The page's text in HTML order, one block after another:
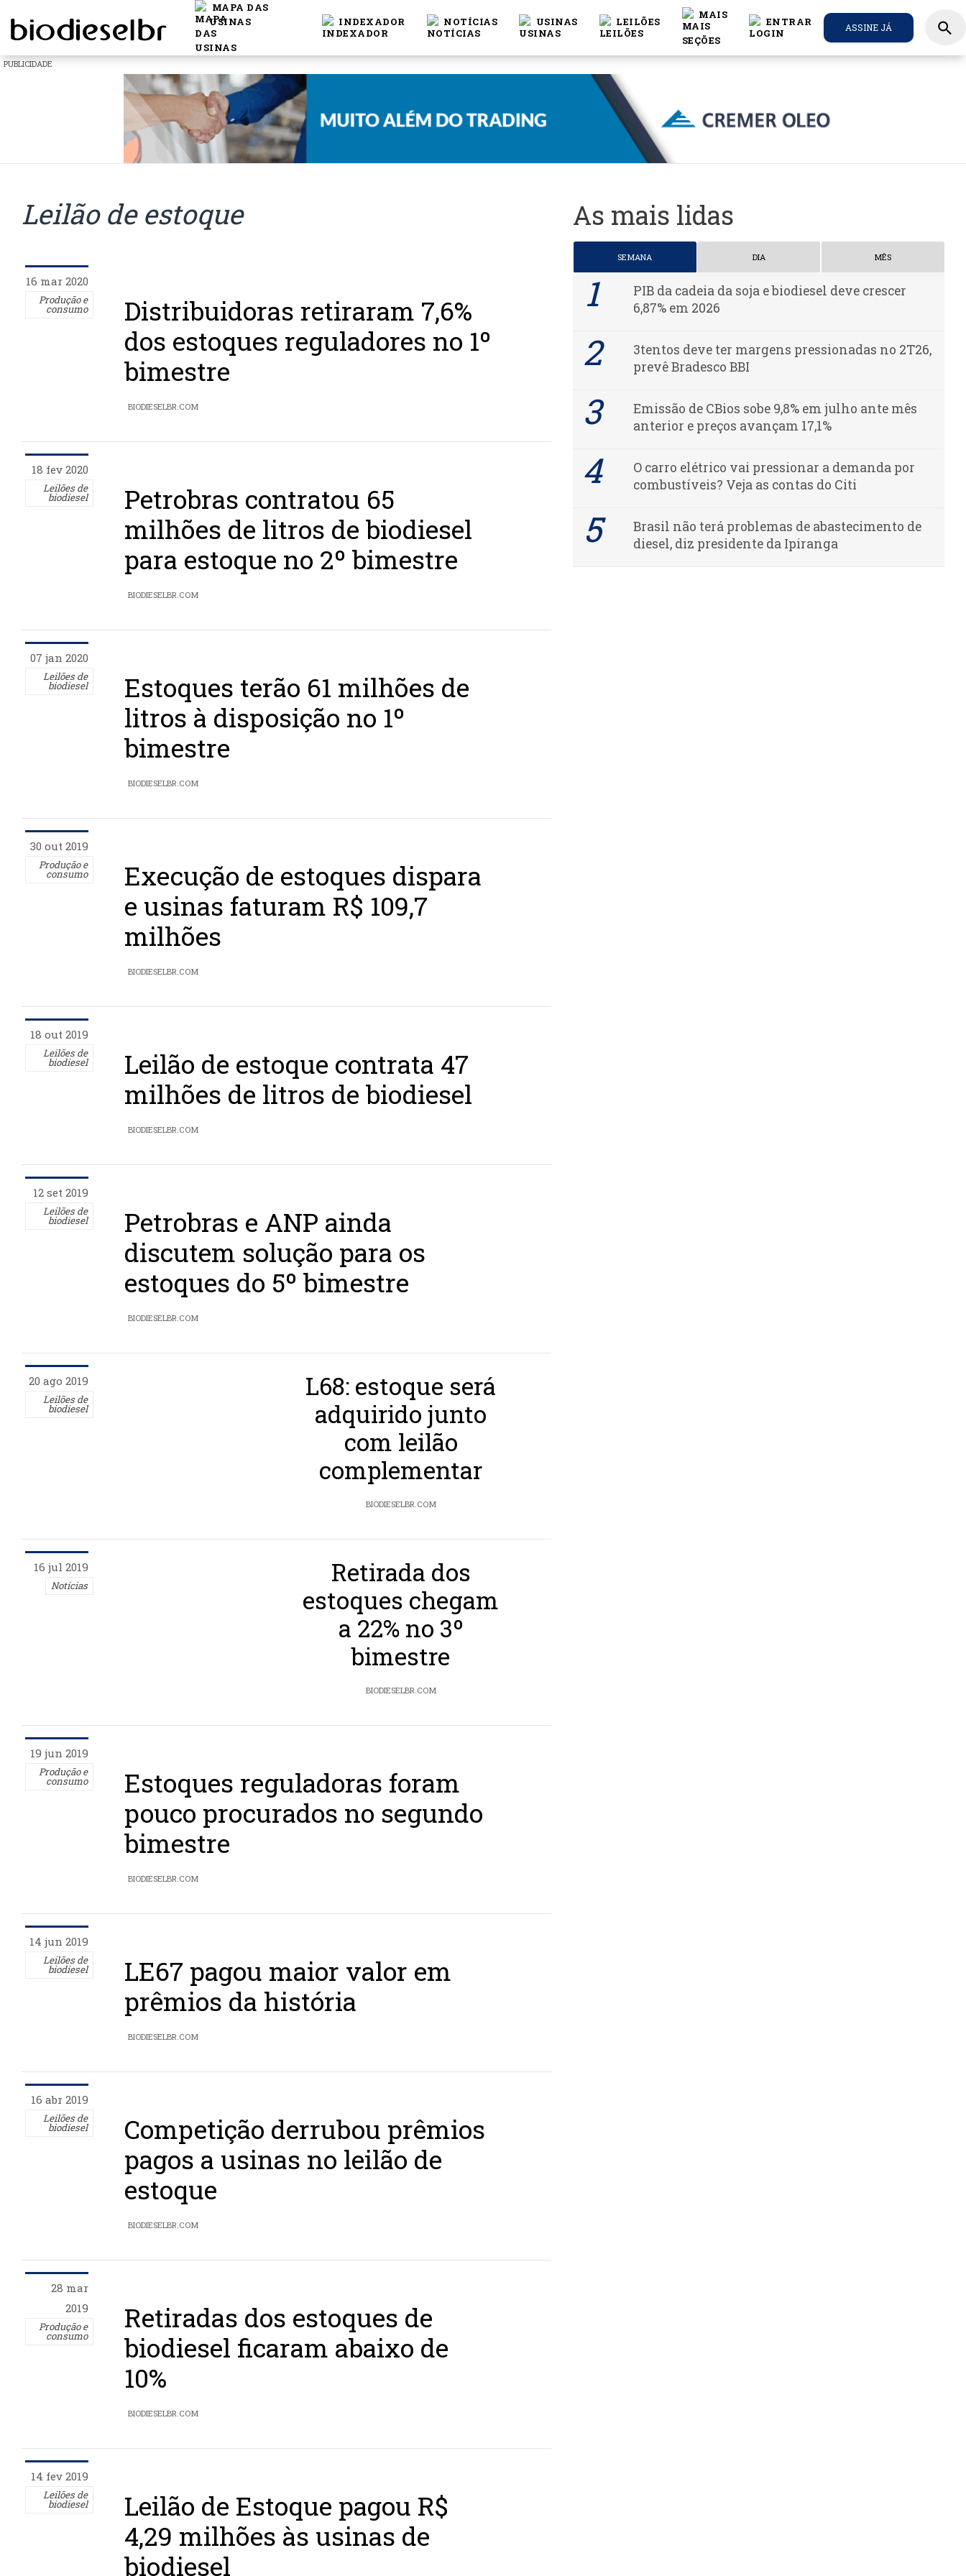
MAPA DAS
USINAS
INDEXADOR NOTÍCIAS USINAS LEILÕES
MAIS
ENTRAR ASSINE JÁ search
PUBLICIDADE
Leilão de estoque
16 mar 2020
Produção e
consumo
Distribuidoras retiraram 7,6%
dos estoques reguladores no 1º
bimestre
BIODIESELBR.COM
18 fev 2020
Leilões de
biodiesel
Petrobras contratou 65
milhões de litros de biodiesel
para estoque no 2º bimestre
BIODIESELBR.COM
07 jan 2020
Leilões de
biodiesel
Estoques terão 61 milhões de
litros à disposição no 1º
bimestre
BIODIESELBR.COM
30 out 2019
Produção e
consumo
Execução de estoques dispara
e usinas faturam R$ 109,7
milhões
BIODIESELBR.COM
18 out 2019
Leilões de
biodiesel
Leilão de estoque contrata 47
milhões de litros de biodiesel
BIODIESELBR.COM
12 set 2019
Leilões de
biodiesel
Petrobras e ANP ainda
discutem solução para os
estoques do 5º bimestre
BIODIESELBR.COM
20 ago 2019
Leilões de
biodiesel
L68: estoque será
adquirido junto
com leilão
complementar
BIODIESELBR.COM
16 jul 2019
Notícias
Retirada dos
estoques chegam
a 22% no 3º
bimestre
BIODIESELBR.COM
19 jun 2019
Produção e
consumo
Estoques reguladoras foram
pouco procurados no segundo
bimestre
BIODIESELBR.COM
14 jun 2019
Leilões de
biodiesel
LE67 pagou maior valor em
prêmios da história
BIODIESELBR.COM
16 abr 2019
Leilões de
biodiesel
Competição derrubou prêmios
pagos a usinas no leilão de
estoque
BIODIESELBR.COM
28 mar
2019
Produção e
consumo
Retiradas dos estoques de
biodiesel ficaram abaixo de
10%
BIODIESELBR.COM
14 fev 2019
Leilões de
biodiesel
Leilão de Estoque pagou R$
4,29 milhões às usinas de
biodiesel
As mais lidas
SEMANA DIA MÊS
PIB da cadeia da soja e biodiesel deve crescer
6,87% em 2026
3tentos deve ter margens pressionadas no 2T26,
prevê Bradesco BBI
Emissão de CBios sobe 9,8% em julho ante mês
anterior e preços avançam 17,1%
O carro elétrico vai pressionar a demanda por
combustíveis? Veja as contas do Citi
Brasil não terá problemas de abastecimento de
diesel, diz presidente da Ipiranga